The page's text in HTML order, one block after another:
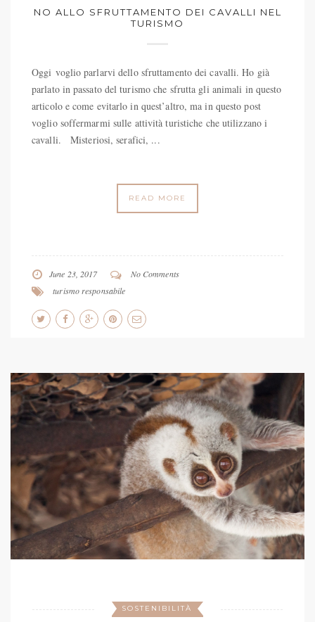
NO ALLO SFRUTTAMENTO DEI CAVALLI NEL
TURISMO
Oggi voglio parlarvi dello sfruttamento dei cavalli. Ho già
parlato in passato del turismo che sfrutta gli animali in questo
articolo e come evitarlo in quest’altro, ma in questo post
voglio soffermarmi sulle attività turistiche che utilizzano i
cavalli. Misteriosi, serafici, ...
READ MORE
June 23, 2017
No Comments
turismo responsabile
SOSTENIBILITÀ